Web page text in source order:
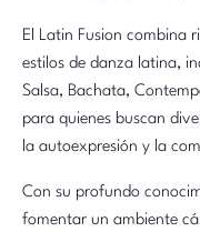
El Latin Fusion combina
estilos de danza latina,
Salsa, Bachata,
para quienes buscan
la autoexpresión y la
Con su profundo
fomentar un ambiente